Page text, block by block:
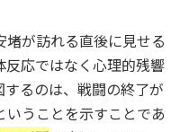
が訪れる直後に見せる
応ではなく心理的残響
るのは、戦闘の終了が
うことを示すことであ